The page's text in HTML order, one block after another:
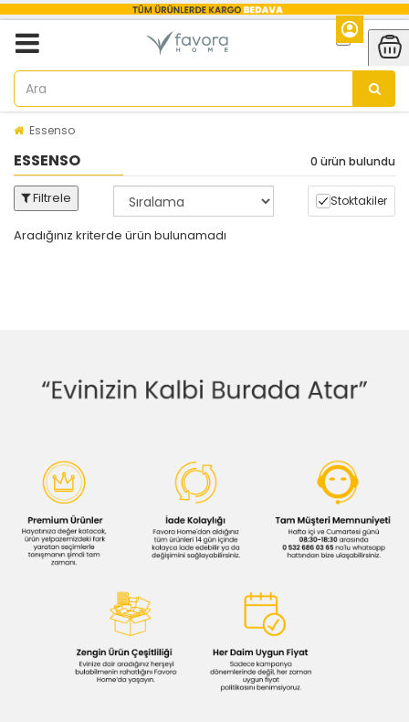
Essenso
ESSENSO 0 ürün bulundu
Filtrele Stoktakiler
Aradığınız kriterde ürün bulunamadı